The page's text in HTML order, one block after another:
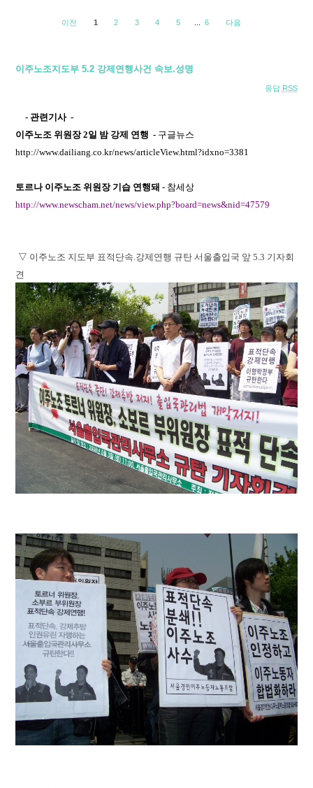
이전 1 2 3 4 5 6 다음
이주노조지도부 5.2 강제연행사건 속보.성명
응답 RSS
- 관련기사 -
이주노조 위원장2일 밤 강제 연행 - 구글뉴스
http://www.dailiang.co.kr/news/articleView.html?idxno=3381
토르나 이주노조 위원장 기습 연행돼 - 참세상
http://www.newscham.net/news/view.php?board=news&nid=47579
▽ 이주노조 지도부 표적단속.강제연행 규탄 서울출입국 앞 5.3 기자회
견